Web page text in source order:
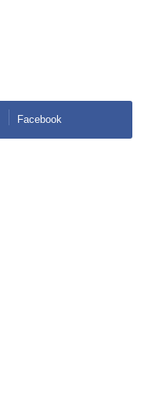
Facebook